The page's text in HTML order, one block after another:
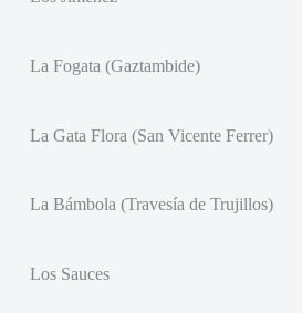
La Fogata (Gaztambide)
La Gata Flora (San Vicente Ferrer)
La Bámbola (Travesía de Trujillos)
Los Sauces